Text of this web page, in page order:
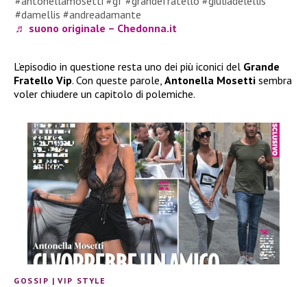
#damellis #andreadamante
♬ suono originale – Chedonna.it
L’episodio in questione resta uno dei più iconici del Grande
Fratello Vip. Con queste parole, Antonella Mosetti sembra
voler chiudere un capitolo di polemiche.
GOSSIP |VIP STYLE